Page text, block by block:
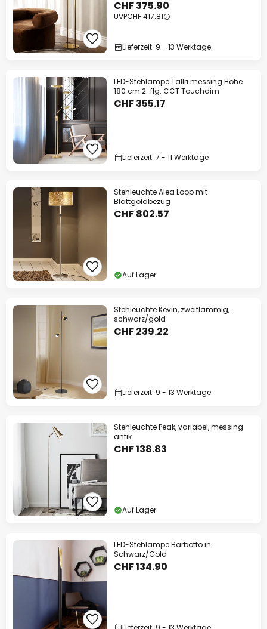
CHF 375.90
UVPCHF 417.81
Lieferzeit: 9 - 13 Werktage
LED-Stehlampe Tallri messing Höhe
180 cm 2-flg. CCT Touchdim
CHF 355.17
Lieferzeit: 7 - 11 Werktage
Stehleuchte Alea Loop mit
Blattgoldbezug
CHF 802.57
Auf Lager
Stehleuchte Kevin, zweiflammig,
schwarz/gold
CHF 239.22
Lieferzeit: 9 - 13 Werktage
Stehleuchte Peak, variabel, messing
antik
CHF 138.83
Auf Lager
LED-Stehlampe Barbotto in
Schwarz/Gold
CHF 134.90